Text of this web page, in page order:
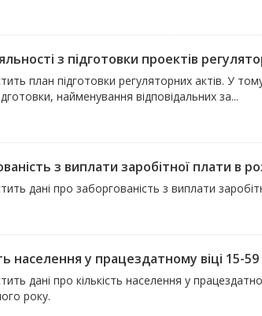
з підготовки проектів
план підготовки регуляторних актів. У
найменування відповідальних за...
з виплати заробітної плати в
дані про заборгованість з виплати
населення у працездатному віці 15-59
дані про кількість населення у
року.